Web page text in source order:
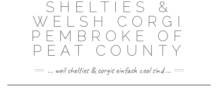
SHELTIES &
WELSH CORGI
PEMBROKE OF
PEAT COUNTY
... weil shelties & corgis einfach cool sind ...